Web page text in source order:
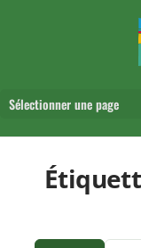
Sélectionner une page